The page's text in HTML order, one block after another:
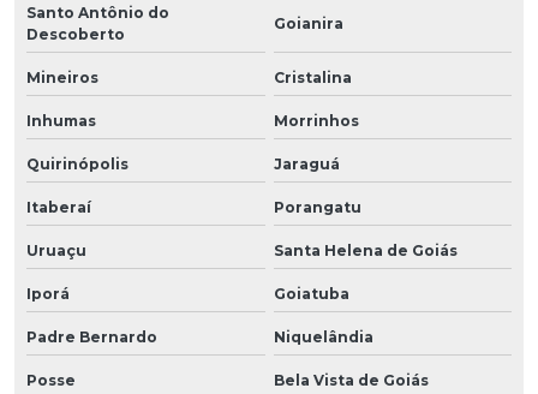
Santo Antônio do
Descoberto
Goianira
Mineiros Cristalina
Inhumas Morrinhos
Quirinópolis Jaraguá
Itaberaí Porangatu
Uruaçu Santa Helena de Goiás
Iporá Goiatuba
Padre Bernardo Niquelândia
Posse Bela Vista de Goiás